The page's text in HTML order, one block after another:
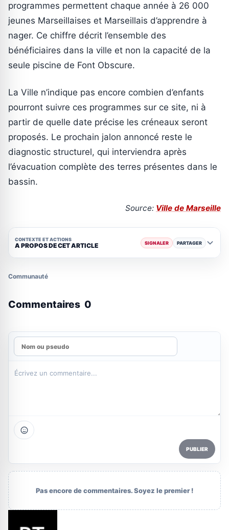
programmes permettent chaque année à 26 000
jeunes Marseillaises et Marseillais d’apprendre à
nager. Ce chiffre décrit l’ensemble des
bénéficiaires dans la ville et non la capacité de la
seule piscine de Font Obscure.
La Ville n’indique pas encore combien d’enfants
pourront suivre ces programmes sur ce site, ni à
partir de quelle date précise les créneaux seront
proposés. Le prochain jalon annoncé reste le
diagnostic structurel, qui interviendra après
l’évacuation complète des terres présentes dans le
bassin.
Source: Ville de Marseille
CONTEXTE ET ACTIONS
A PROPOS DE CET ARTICLE SIGNALER PARTAGER
Communauté
Commentaires 0
PUBLIER
Pas encore de commentaires. Soyez le premier !